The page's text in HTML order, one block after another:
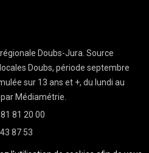
Doubs-Jura. Source
Doubs, période septembre
sur 13 ans et +, du lundi au
Médiamétrie.
81 20 00
87 53